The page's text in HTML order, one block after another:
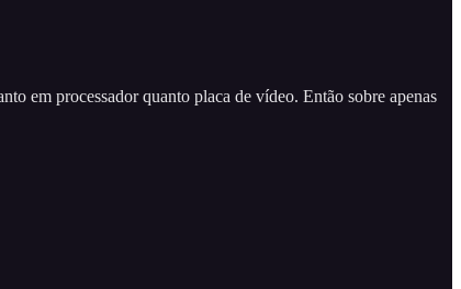
em processador quanto placa de vídeo. Então sobre apenas